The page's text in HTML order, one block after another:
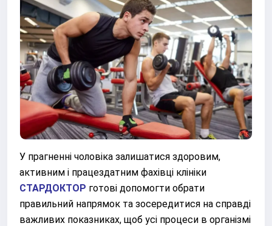
У прагненні чоловіка залишатися здоровим,
активним і працездатним фахівці клініки
СТАРДОКТОР готові допомогти обрати
правильний напрямок та зосередитися на справді
важливих показниках, щоб усі процеси в організмі